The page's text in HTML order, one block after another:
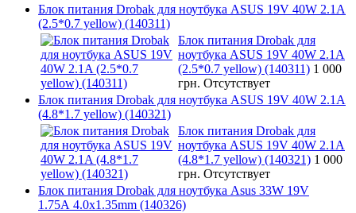
Блок питания Drobak для ноутбука ASUS 19V 40W 2.1A
(2.5*0.7 yellow) (140311)
Блок питания Drobak для
ноутбука ASUS 19V 40W 2.1A
(2.5*0.7 yellow) (140311) 1 000
грн. Отсутствует
Блок питания Drobak для ноутбука ASUS 19V 40W 2.1A
(4.8*1.7 yellow) (140321)
Блок питания Drobak для
ноутбука ASUS 19V 40W 2.1A
(4.8*1.7 yellow) (140321) 1 000
грн. Отсутствует
Блок питания Drobak для ноутбука Asus 33W 19V
1.75A 4.0х1.35mm (140326)